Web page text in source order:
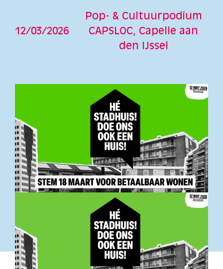
12/03/2026
Pop- & Cultuurpodium
CAPSLOC, Capelle aan
den IJssel